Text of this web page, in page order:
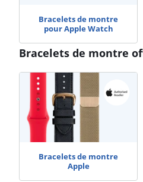
Bracelets de montre
pour Apple Watch
Bracelets de montre
Bracelets de montre
Apple